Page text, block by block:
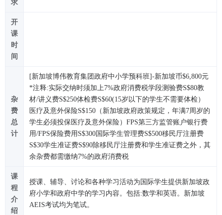
求
开
课
时
间
杂
费
总
计
[新加坡博伟教育集团政府中小学预科班]-新加坡币$6,800元
*注释:实际交纳时须加上7%政府消费税学段测验费S$80教
材/讲义费S$250体检费S$60(15岁以下的学生不需要体检）
医疗及意外保险S$150（新加坡政府政策规定，年满7周岁的
学生必须投保医疗及意外保险）FPS第三方监管账户银行费
用/FPS保险费用S$300国际学生管理费S$500移民厅注册费
S$30学生准证费S$90除移民厅注册费和学生准证费之外，其
余杂费都需缴纳7%的政府消费税
课
程
介
绍
授课、辅导、讨论和各种学习活动为国际学生提供新加坡政
府小学和政府中学的学习内容。包括:数学和英语。新加坡
AEIS考试均为笔试。